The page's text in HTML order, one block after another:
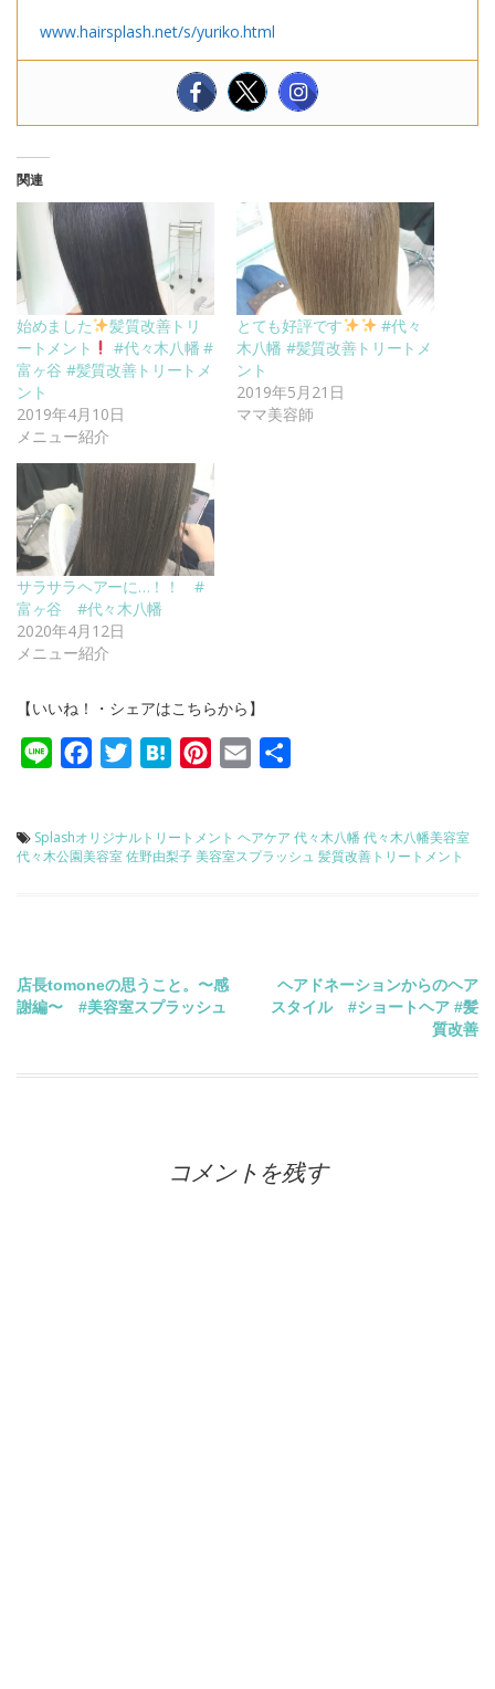
www.hairsplash.net/s/yuriko.html
関連
始めました
髪質改善トリ
ートメント
#代々木八幡 #
富ヶ谷 #髪質改善トリートメ
ント
2019年4月10日
メニュー紹介
とても好評です
#代々
木八幡 #髪質改善トリートメ
ント
2019年5月21日
ママ美容師
サラサラヘアーに…！！ #
富ヶ谷 #代々木八幡
2020年4月12日
メニュー紹介
【いいね！・シェアはこちらから】
Line FacebookTwitterHatenaPinterest
Email
Splashオリジナルトリートメント ヘアケア 代々木八幡代々木八幡美容室
代々木公園美容室佐野由梨子美容室スプラッシュ 髪質改善トリートメント
投
ナ
店長tomoneの思うこと。〜感
謝編〜 #美容室スプラッシュ
ヘアドネーションからのヘア
スタイル #ショートヘア #髪
質改善
コメントを残す